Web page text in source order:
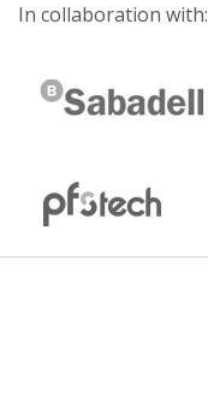
In collaboration with: